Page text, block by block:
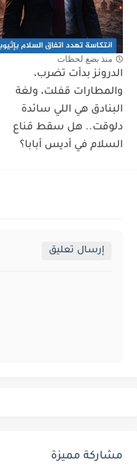
منذ بضع لحظات
الدرونز بدأت تضرب،
والمطارات قفلت، ولغة
البنادق هي اللي سائدة
دلوقت.. هل سقط قناع
السلام في أديس أبابا؟
إرسال تعليق
مشاركة مميزة